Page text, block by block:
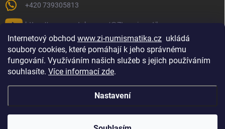
Internetový obchod www.zi-numismatika.cz ukládá
soubory cookies, které pomáhají k jeho správnému
fungování. Využíváním našich služeb s jejich používáním
souhlasíte. Více informací zde.
Nastavení
+420 739305813
https://www.youtube.com/@ZInumismatika
Zlaté investování Golf shop Golfstart Houby a bylinky
ZI-NUMISMATIKA . Všechna práva vyhrazena.